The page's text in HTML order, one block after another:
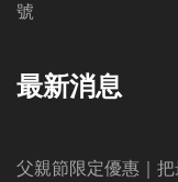
號
最新消息
父親節限定優惠｜